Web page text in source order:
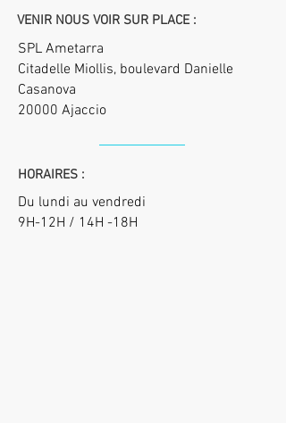
VENIR NOUS VOIR SUR PLACE :
SPL Ametarra
Citadelle Miollis, boulevard Danielle
Casanova
20000 Ajaccio
HORAIRES :
Du lundi au vendredi
9H-12H / 14H -18H